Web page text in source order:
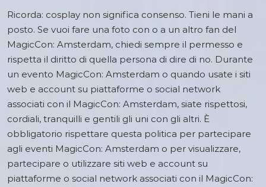
Ricorda: cosplay non significa consenso. Tieni le mani a
posto. Se vuoi fare una foto con o a un altro fan del
MagicCon: Amsterdam, chiedi sempre il permesso e
rispetta il diritto di quella persona di dire di no. Durante
un evento MagicCon: Amsterdam o quando usate i siti
web e account su piattaforme o social network
associati con il MagicCon: Amsterdam, siate rispettosi,
cordiali, tranquilli e gentili gli uni con gli altri. È
obbligatorio rispettare questa politica per partecipare
agli eventi MagicCon: Amsterdam o per visualizzare,
partecipare o utilizzare siti web e account su
piattaforme o social network associati con il MagicCon: